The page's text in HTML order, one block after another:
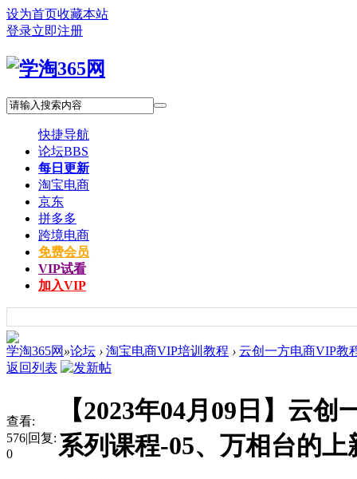
设为首页收藏本站
登录立即注册
快捷导航
论坛BBS
每日更新
淘宝电商
京东
拼多多
跨境电商
免费会员
VIP试看
加入VIP
学淘365网 »论坛 › 淘宝电商VIP培训教程 › 云创一方电商VIP教
返回列表
查看:
576|回复:
0
【2023年04月09日】云
系列课程-05、万相台的